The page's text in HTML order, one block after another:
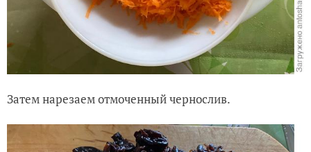
Затем нарезаем отмоченный чернослив.